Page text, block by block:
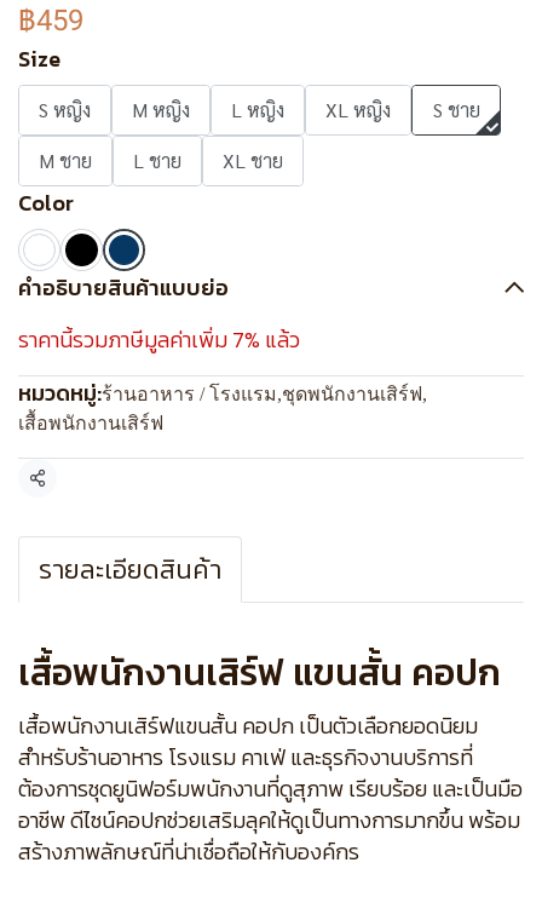
฿459
Size
S หญิง M หญิง L หญิง XL หญิง
S ชาย
M ชาย
L ชาย XL ชาย
Color
คำอธิบายสินค้าแบบย่อ
ราคานี้รวมภาษีมูลค่าเพิ่ม 7% แล้ว
หมวดหมู่:ร้านอาหาร / โรงแรม,ชุดพนักงานเสิร์ฟ,
เสื้อพนักงานเสิร์ฟ
แชร์
รายละเอียดสินค้า
เสื้อพนักงานเสิร์ฟ แขนสั้น คอปก
เสื้อพนักงานเสิร์ฟแขนสั้น คอปก เป็นตัวเลือกยอดนิยม
สำหรับร้านอาหาร โรงแรม คาเฟ่ และธุรกิจงานบริการที่
ต้องการชุดยูนิฟอร์มพนักงานที่ดูสุภาพ เรียบร้อย และเป็นมือ
อาชีพ ดีไซน์คอปกช่วยเสริมลุคให้ดูเป็นทางการมากขึ้น พร้อม
สร้างภาพลักษณ์ที่น่าเชื่อถือให้กับองค์กร